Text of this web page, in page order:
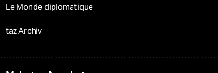
Le Monde diplomatique
taz Archiv